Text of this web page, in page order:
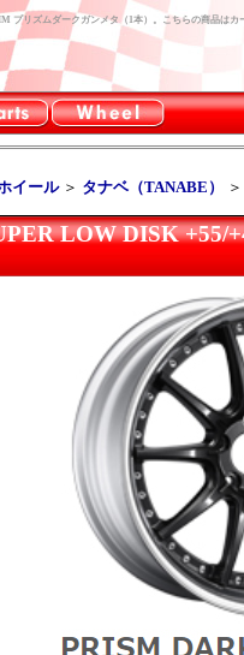
プリズムダークガンメタ（1本）。こちらの商品は
イール＞ タナベ（TANABE）
LOW DISK +55/